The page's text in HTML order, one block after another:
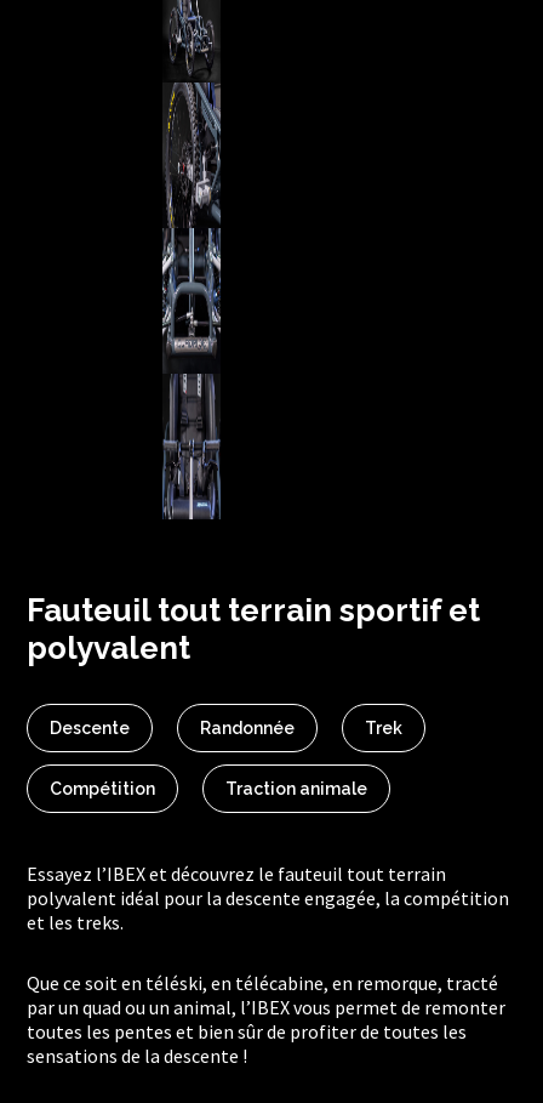
Fauteuil tout terrain sportif et
polyvalent
Descente Randonnée Trek
Compétition Traction animale
Essayez l’IBEX et découvrez le fauteuil tout terrain
polyvalent idéal pour la descente engagée, la compétition
et les treks.
Que ce soit en téléski, en télécabine, en remorque, tracté
par un quad ou un animal, l’IBEX vous permet de remonter
toutes les pentes et bien sûr de profiter de toutes les
sensations de la descente !